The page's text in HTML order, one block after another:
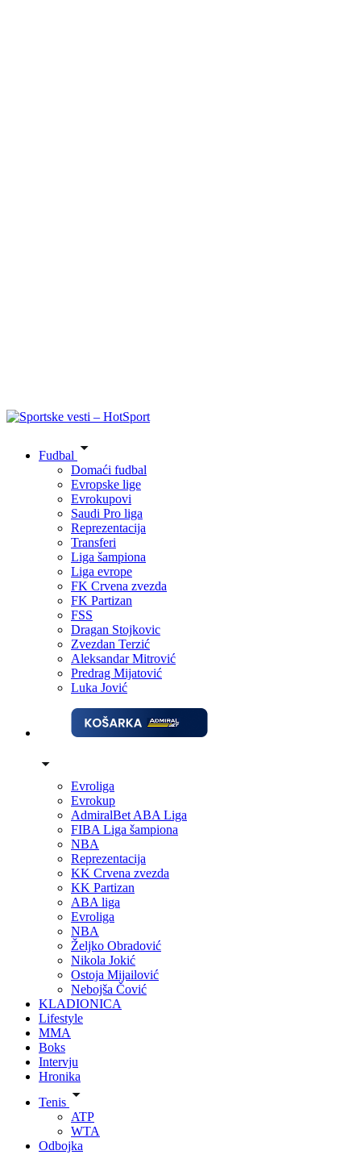
Fudbal
Domaći fudbal
Evropske lige
Evrokupovi
Saudi Pro liga
Reprezentacija
Transferi
Liga šampiona
Liga evrope
FK Crvena zvezda
FK Partizan
FSS
Dragan Stojkovic
Zvezdan Terzić
Aleksandar Mitrović
Predrag Mijatović
Luka Jović
Evroliga
Evrokup
AdmiralBet ABA Liga
FIBA Liga šampiona
NBA
Reprezentacija
KK Crvena zvezda
KK Partizan
ABA liga
Evroliga
NBA
Željko Obradović
Nikola Jokić
Ostoja Mijailović
Nebojša Čović
KLADIONICA
Lifestyle
MMA
Boks
Intervju
Hronika
Tenis
ATP
WTA
Odbojka